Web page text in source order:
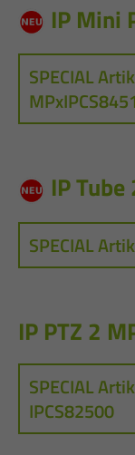
IP Mini
SPECIAL
IP
SPECIAL
IP PTZ 2
SPECIAL
IPCS82500